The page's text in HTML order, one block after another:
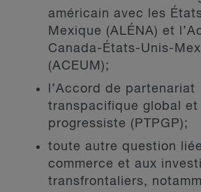
américain avec les
Mexique (ALÉNA) et
Canada-États-Unis-
(ACEUM);
l’Accord de partenariat
transpacifique global et
progressiste (PTPGP);
toute autre question
commerce et aux
transfrontaliers,